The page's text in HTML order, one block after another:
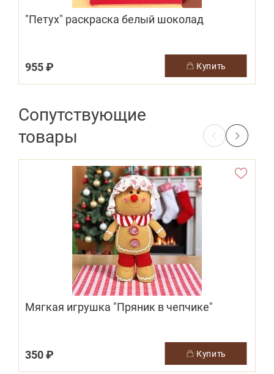
"Петух" раскраска белый шоколад
955 ₽ купить
Сопутствующие
товары
Мягкая игрушка "Пряник в чепчике"
350 ₽ купить